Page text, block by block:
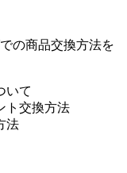
の商品交換方法を
いて
ト交換方法
法